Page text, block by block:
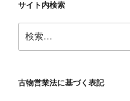
カ
イ
ブ
サイト内検索
索:
古物営業法に基づく表記